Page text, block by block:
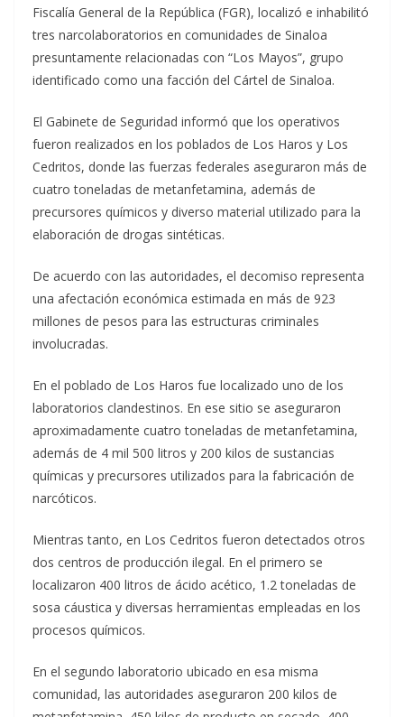
Fiscalía General de la República (FGR), localizó e inhabilitó
tres narcolaboratorios en comunidades de Sinaloa
presuntamente relacionadas con “Los Mayos”, grupo
identificado como una facción del Cártel de Sinaloa.
El Gabinete de Seguridad informó que los operativos
fueron realizados en los poblados de Los Haros y Los
Cedritos, donde las fuerzas federales aseguraron más de
cuatro toneladas de metanfetamina, además de
precursores químicos y diverso material utilizado para la
elaboración de drogas sintéticas.
De acuerdo con las autoridades, el decomiso representa
una afectación económica estimada en más de 923
millones de pesos para las estructuras criminales
involucradas.
En el poblado de Los Haros fue localizado uno de los
laboratorios clandestinos. En ese sitio se aseguraron
aproximadamente cuatro toneladas de metanfetamina,
además de 4 mil 500 litros y 200 kilos de sustancias
químicas y precursores utilizados para la fabricación de
narcóticos.
Mientras tanto, en Los Cedritos fueron detectados otros
dos centros de producción ilegal. En el primero se
localizaron 400 litros de ácido acético, 1.2 toneladas de
sosa cáustica y diversas herramientas empleadas en los
procesos químicos.
En el segundo laboratorio ubicado en esa misma
comunidad, las autoridades aseguraron 200 kilos de